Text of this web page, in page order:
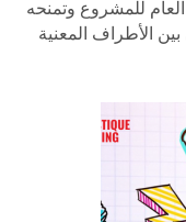
العام للمشروع وتمنحه
بين الأطراف المعنية